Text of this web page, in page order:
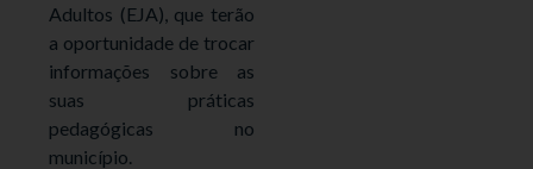
Adultos (EJA), que terão
a oportunidade de trocar
informações sobre as
suas práticas
pedagógicas no
município.